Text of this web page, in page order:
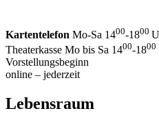
Kartentelefon Mo-Sa 1400-1800
Theaterkasse Mo bis Sa 1400-1800
Vorstellungsbeginn
online – jederzeit
Lebensraum